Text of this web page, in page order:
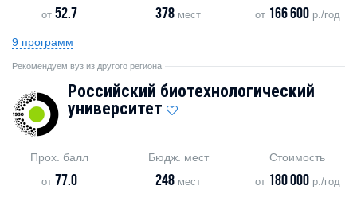
от52.7 378 мест от 166 600р./год
9 программ
Рекомендуем вуз из другого региона
Российский биотехнологический
университет
Прох. балл
от 77.0
Бюдж. мест
248 мест
Стоимость
от 180 000р./год